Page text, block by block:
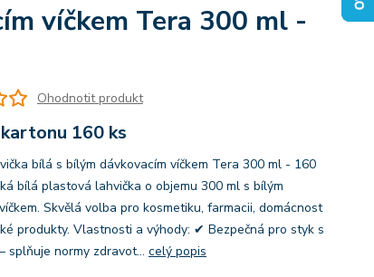
víčkem Tera 300 ml -
Ohodnotit produkt
160 ks
bílá s bílým dávkovacím víčkem Tera 300 ml - 160
bílá plastová lahvička o objemu 300 ml s bílým
Skvělá volba pro kosmetiku, farmacii, domácnost
produkty. Vlastnosti a výhody: ✔ Bezpečná pro styk s
splňuje normy zdravot... celý popis